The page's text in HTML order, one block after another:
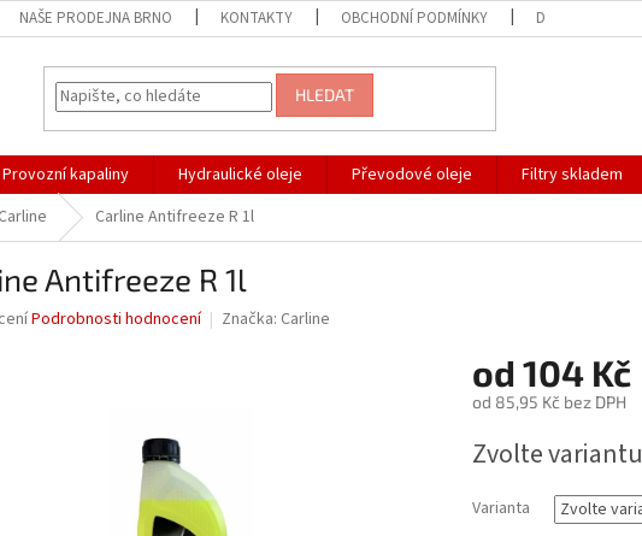
NAŠE PRODEJNA BRNO KONTAKTY OBCHODNÍ PODMÍNKY DOPRAVA
HLEDAT
Provozní kapaliny Hydraulické oleje Převodové oleje Filtry skladem
Carline Carline Antifreeze R 1l
Antifreeze R 1l
Podrobnosti hodnocení Značka: Carline
od 104 Kč
od 85,95 Kčbez DPH
cena:
Zvolte variantu
Varianta